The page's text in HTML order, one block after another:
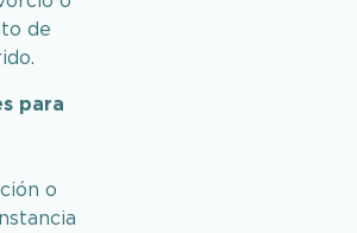
de
para
o